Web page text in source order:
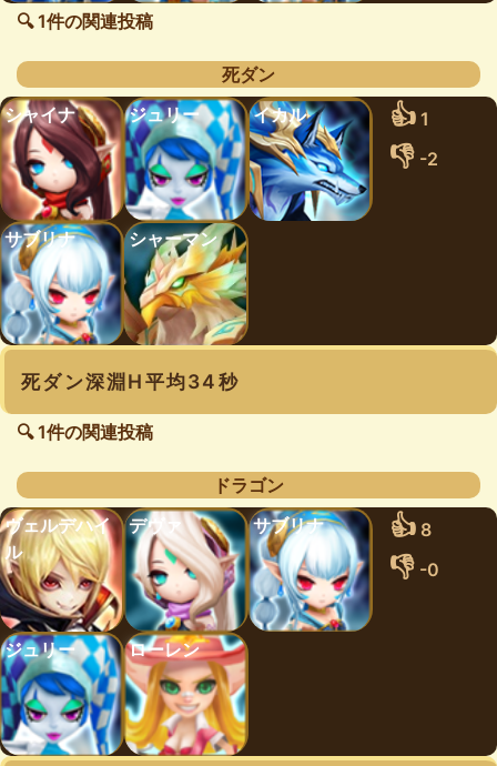
🔍 1件の関連投稿
死ダン
シャイナ
ジュリー イカル 👍 1
👎 -2
サブリナ シャーマン
死ダン深淵H平均34秒
🔍 1件の関連投稿
ドラゴン
ヴェルデハイ
ル
デヴァ サブリナ 👍 8
👎 -0
ジュリー ローレン